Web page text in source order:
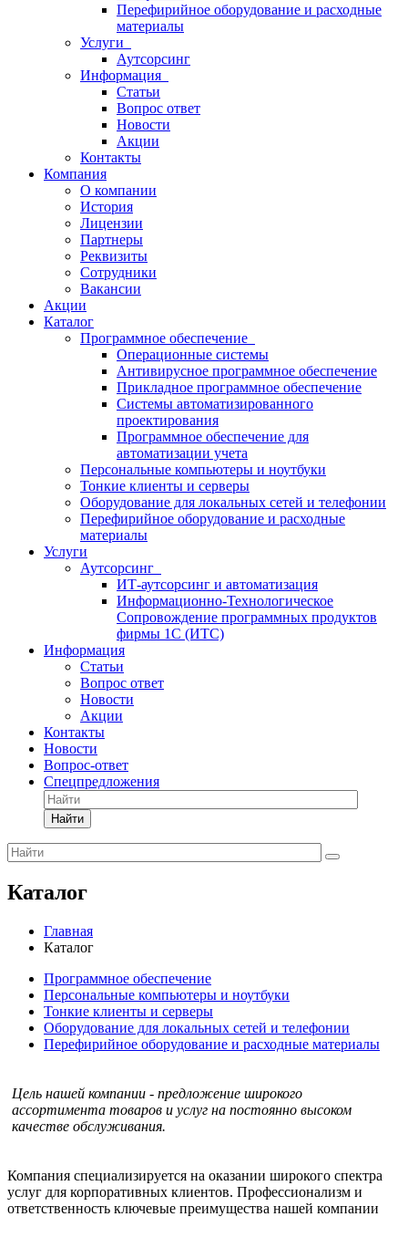
Перефирийное оборудование и расходные
материалы
Услуги
Аутсорсинг
Информация
Статьи
Вопрос ответ
Новости
Акции
Контакты
Компания
О компании
История
Лицензии
Партнеры
Реквизиты
Сотрудники
Вакансии
Акции
Каталог
Программное обеспечение
Операционные системы
Антивирусное программное обеспечение
Прикладное программное обеспечение
Системы автоматизированного
проектирования
Программное обеспечение для
автоматизации учета
Персональные компьютеры и ноутбуки
Тонкие клиенты и серверы
Оборудование для локальных сетей и телефонии
Перефирийное оборудование и расходные
материалы
Услуги
Аутсорсинг
ИТ-аутсорсинг и автоматизация
Информационно-Технологическое
Сопровождение программных продуктов
фирмы 1С (ИТС)
Информация
Статьи
Вопрос ответ
Новости
Акции
Контакты
Новости
Вопрос-ответ
Спецпредложения
Найти
Каталог
Главная
Каталог
Программное обеспечение
Персональные компьютеры и ноутбуки
Тонкие клиенты и серверы
Оборудование для локальных сетей и телефонии
Перефирийное оборудование и расходные материалы
Цель нашей компании - предложение широкого
ассортимента товаров и услуг на постоянно высоком
качестве обслуживания.
Компания специализируется на оказании широкого спектра
услуг для корпоративных клиентов. Профессионализм и
ответственность ключевые преимущества нашей компании